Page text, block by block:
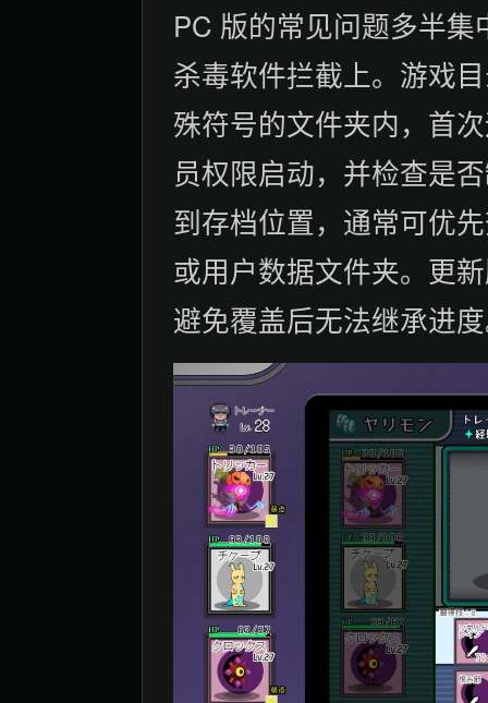
PC 版的常见问题多半
杀毒软件拦截上。游戏
殊符号的文件夹内，首
员权限启动，并检查是
到存档位置，通常可优
或用户数据文件夹。更
避免覆盖后无法继承进